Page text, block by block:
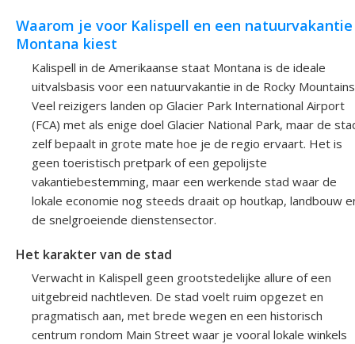
Waarom je voor Kalispell en een
Montana kiest
Kalispell in de Amerikaanse staat Montana is de ideale
uitvalsbasis voor een natuurvakantie in de Rocky
Veel reizigers landen op Glacier Park International Airport
(FCA) met als enige doel Glacier National Park, maar de
zelf bepaalt in grote mate hoe je de regio ervaart. Het is
geen toeristisch pretpark of een gepolijste
vakantiebestemming, maar een werkende stad waar de
lokale economie nog steeds draait op houtkap, landbouw
de snelgroeiende dienstensector.
Het karakter van de stad
Verwacht in Kalispell geen grootstedelijke allure of een
uitgebreid nachtleven. De stad voelt ruim opgezet en
pragmatisch aan, met brede wegen en een historisch
centrum rondom Main Street waar je vooral lokale winkels